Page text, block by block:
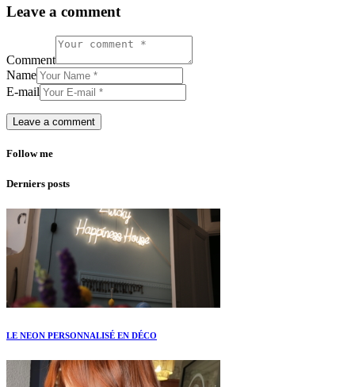
Leave a comment
Comment
Name
E-mail
Follow me
Derniers posts
LE NEON PERSONNALISÉ EN DÉCO